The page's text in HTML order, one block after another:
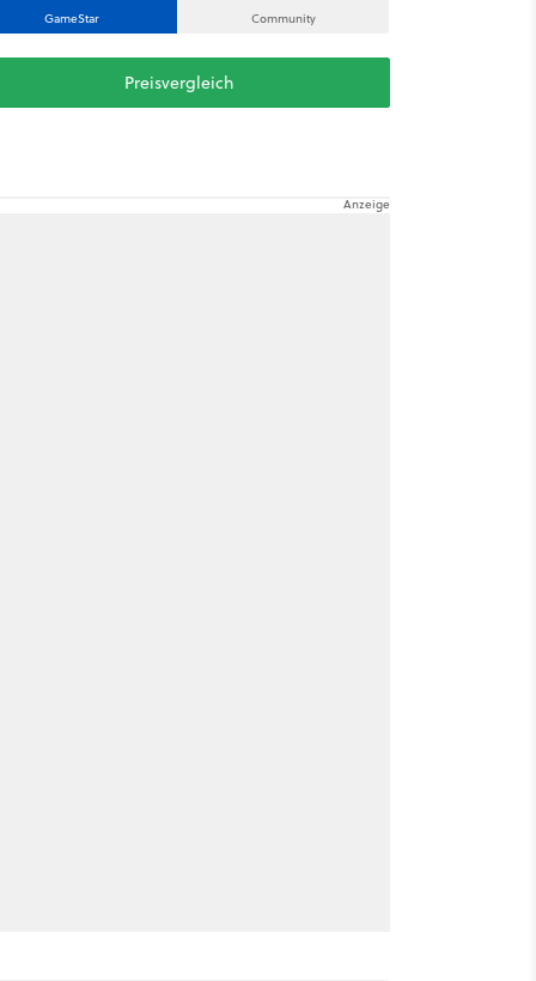
GameStar Community
Preisvergleich